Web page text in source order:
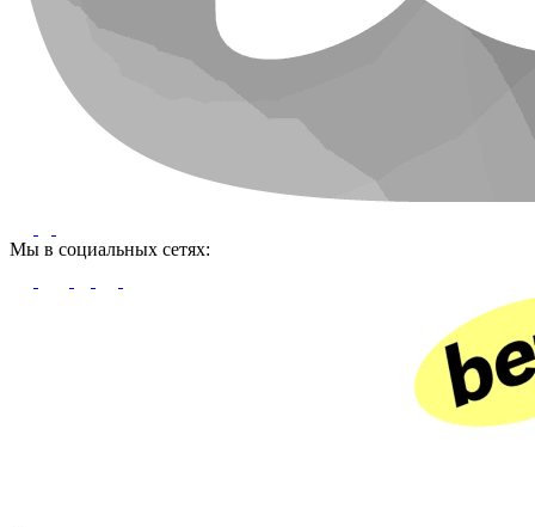
Мы в социальных сетях: